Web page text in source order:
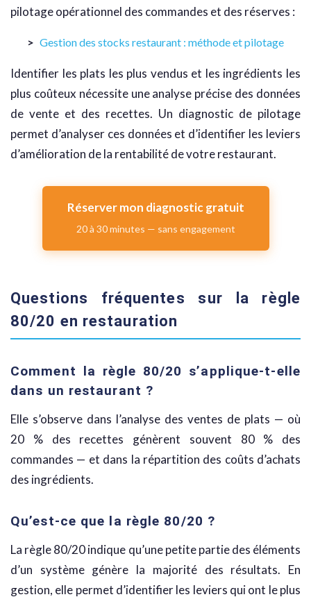
pilotage opérationnel des commandes et des réserves :
Gestion des stocks restaurant : méthode et pilotage
Identifier les plats les plus vendus et les ingrédients les
plus coûteux nécessite une analyse précise des données
de vente et des recettes. Un diagnostic de pilotage
permet d’analyser ces données et d’identifier les leviers
d’amélioration de la rentabilité de votre restaurant.
Réserver mon diagnostic gratuit
20 à 30 minutes — sans engagement
Questions fréquentes sur la règle
80/20 en restauration
Comment la règle 80/20 s’applique-t-elle
dans un restaurant ?
Elle s’observe dans l’analyse des ventes de plats — où
20 % des recettes génèrent souvent 80 % des
commandes — et dans la répartition des coûts d’achats
des ingrédients.
Qu’est-ce que la règle 80/20 ?
La règle 80/20 indique qu’une petite partie des éléments
d’un système génère la majorité des résultats. En
gestion, elle permet d’identifier les leviers qui ont le plus